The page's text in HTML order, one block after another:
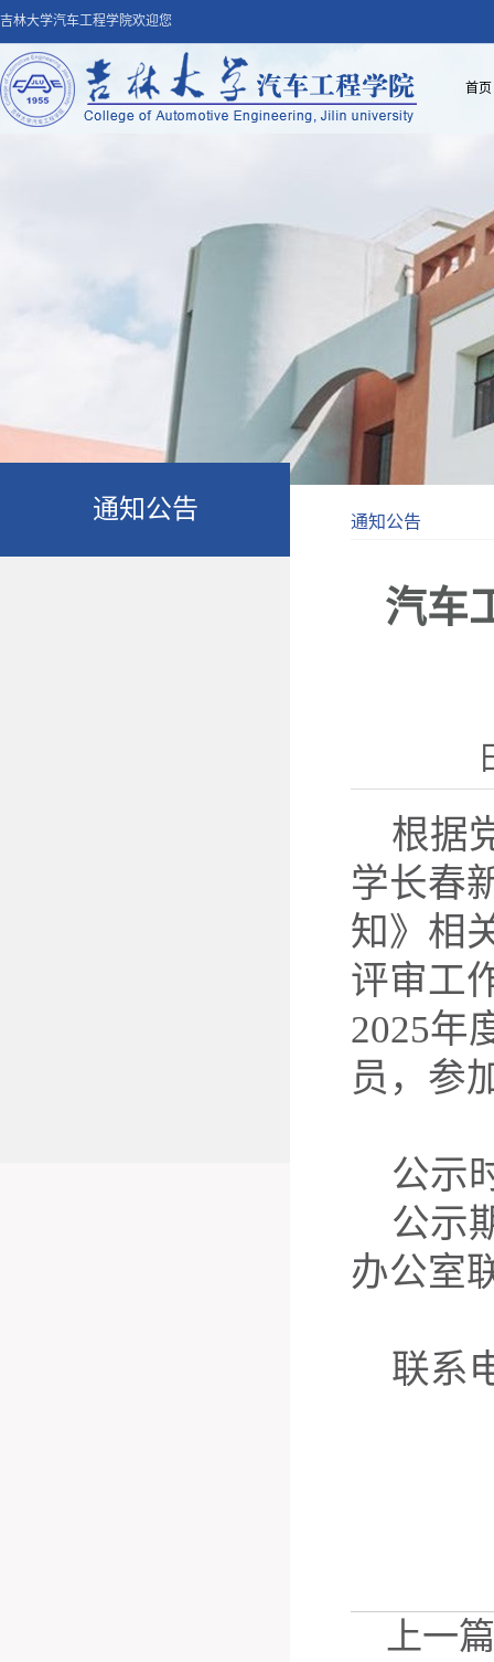
吉林大学汽车工程学院欢迎您
首页
通知公告 通知公告
汽车
根据
学长春
知》相
评审工
2025年
员，参
公示
公示
办公室
联系
上一